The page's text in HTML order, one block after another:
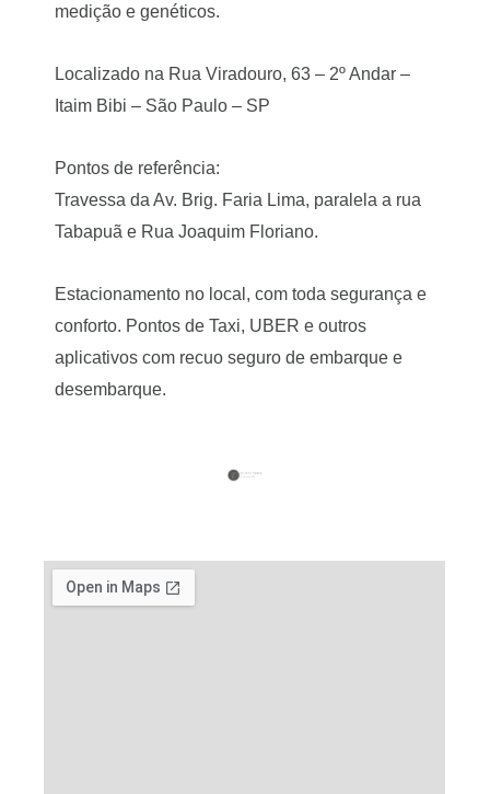
medição e genéticos.
Localizado na Rua Viradouro, 63 – 2º Andar –
Itaim Bibi – São Paulo – SP
Pontos de referência:
Travessa da Av. Brig. Faria Lima, paralela a rua
Tabapuã e Rua Joaquim Floriano.
Estacionamento no local, com toda segurança e
conforto. Pontos de Taxi, UBER e outros
aplicativos com recuo seguro de embarque e
desembarque.